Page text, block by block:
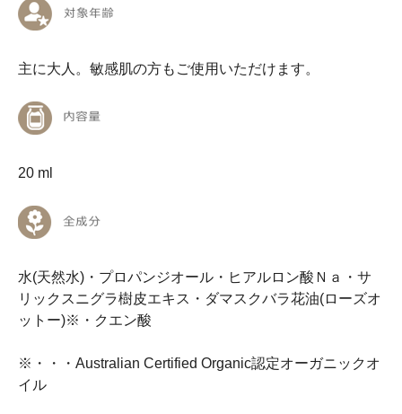
主に大人。敏感肌の方もご使用いただけます。
20 ml
水(天然水)・プロパンジオール・ヒアルロン酸Ｎａ・サ
リックスニグラ樹皮エキス・ダマスクバラ花油(ローズオ
ットー)※・クエン酸
※・・・Australian Certified Organic認定オーガニックオ
イル